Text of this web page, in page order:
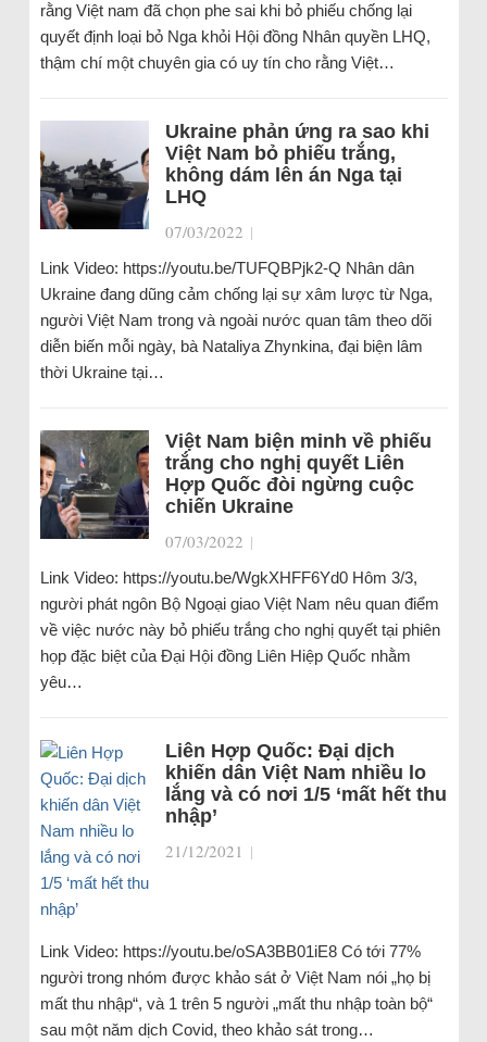
rằng Việt nam đã chọn phe sai khi bỏ phiếu chống lại
quyết định loại bỏ Nga khỏi Hội đồng Nhân quyền LHQ,
thậm chí một chuyên gia có uy tín cho rằng Việt…
Ukraine phản ứng ra sao khi
Việt Nam bỏ phiếu trắng,
không dám lên án Nga tại
LHQ
07/03/2022 |
Link Video: https://youtu.be/TUFQBPjk2-Q Nhân dân
Ukraine đang dũng cảm chống lại sự xâm lược từ Nga,
người Việt Nam trong và ngoài nước quan tâm theo dõi
diễn biến mỗi ngày, bà Nataliya Zhynkina, đại biện lâm
thời Ukraine tại…
Việt Nam biện minh về phiếu
trắng cho nghị quyết Liên
Hợp Quốc đòi ngừng cuộc
chiến Ukraine
07/03/2022 |
Link Video: https://youtu.be/WgkXHFF6Yd0 Hôm 3/3,
người phát ngôn Bộ Ngoại giao Việt Nam nêu quan điểm
về việc nước này bỏ phiếu trắng cho nghị quyết tại phiên
họp đặc biệt của Đại Hội đồng Liên Hiệp Quốc nhằm
yêu…
Liên Hợp Quốc: Đại dịch
khiến dân Việt Nam nhiều lo
lắng và có nơi 1/5 ‘mất hết thu
nhập’
21/12/2021 |
Link Video: https://youtu.be/oSA3BB01iE8 Có tới 77%
người trong nhóm được khảo sát ở Việt Nam nói „họ bị
mất thu nhập“, và 1 trên 5 người „mất thu nhập toàn bộ“
sau một năm dịch Covid, theo khảo sát trong…